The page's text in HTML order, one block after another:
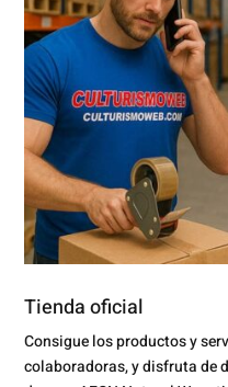
Tienda oficial
Consigue los productos y
colaboradoras, y disfruta de